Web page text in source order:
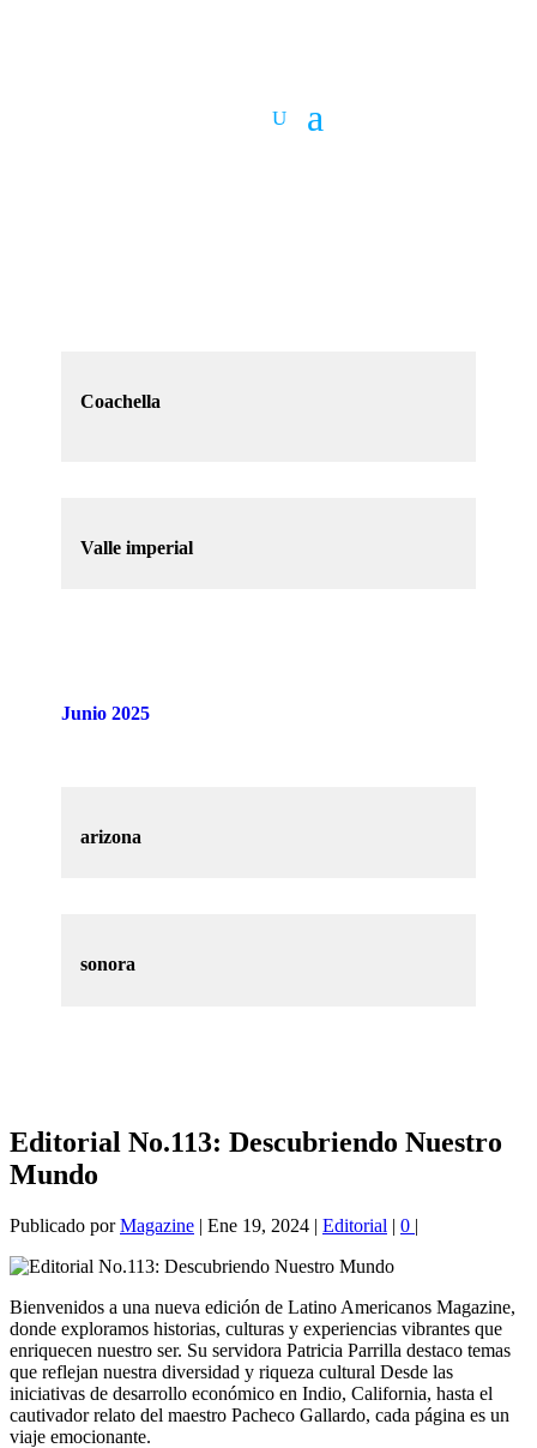
Coachella
Valle imperial
Junio 2025
arizona
sonora
Editorial No.113: Descubriendo Nuestro
Mundo
Publicado porMagazine | Ene 19, 2024 | Editorial | 0 |
Bienvenidos a una nueva edición de Latino Americanos Magazine,
donde exploramos historias, culturas y experiencias vibrantes que
enriquecen nuestro ser. Su servidora Patricia Parrilla destaco temas
que reflejan nuestra diversidad y riqueza cultural Desde las
iniciativas de desarrollo económico en Indio, California, hasta el
cautivador relato del maestro Pacheco Gallardo, cada página es un
viaje emocionante.